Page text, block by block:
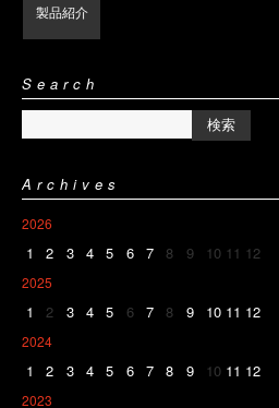
製品紹介
Search
Archives
2026
1 2 3 4 5 6 7 8 9 10 11 12
2025
1 2 3 4 5 6 7 8 9 10 11 12
2024
1 2 3 4 5 6 7 8 9 10 11 12
2023